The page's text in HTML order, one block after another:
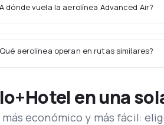
dónde vuela la aerolínea Advanced Air?
aerolínea operan en rutas similares?
en una
más económico y más fácil: